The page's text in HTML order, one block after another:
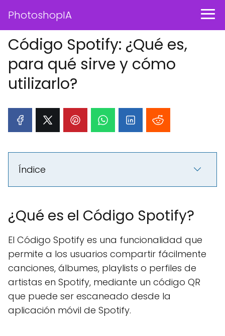
PhotoshopIA
Código Spotify: ¿Qué es,
para qué sirve y cómo
utilizarlo?
Índice
¿Qué es el Código Spotify?
El Código Spotify es una funcionalidad que
permite a los usuarios compartir fácilmente
canciones, álbumes, playlists o perfiles de
artistas en Spotify, mediante un código QR
que puede ser escaneado desde la
aplicación móvil de Spotify.